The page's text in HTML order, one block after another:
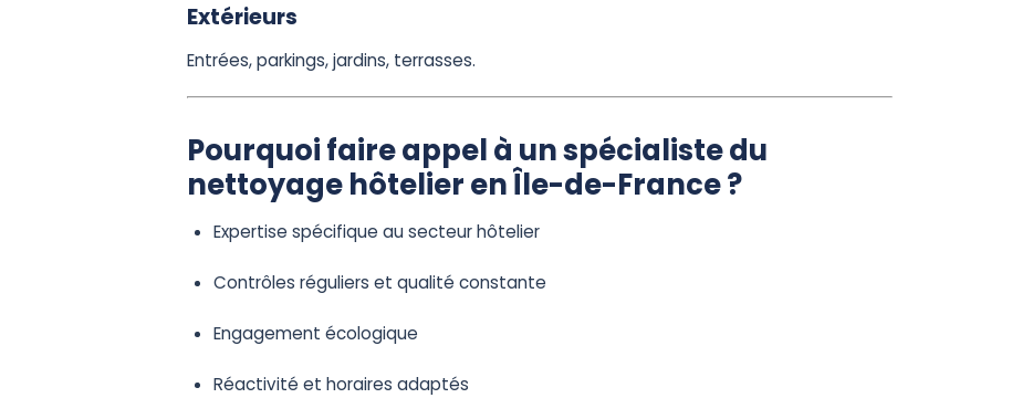
Extérieurs
Entrées, parkings, jardins, terrasses.
Pourquoi faire appel à un spécialiste du
nettoyage hôtelier en Île-de-France ?
Expertise spécifique au secteur hôtelier
Contrôles réguliers et qualité constante
Engagement écologique
Réactivité et horaires adaptés